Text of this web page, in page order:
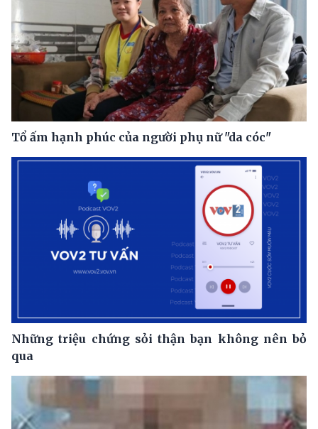
Tổ ấm hạnh phúc của người phụ nữ "da cóc"
Những triệu chứng sỏi thận bạn không nên bỏ
qua